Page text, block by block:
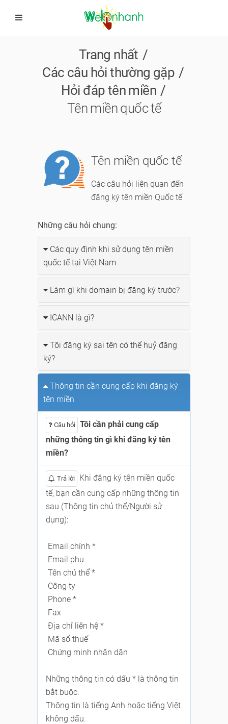
Trang nhất
Các câu hỏi thường gặp
Hỏi đáp tên miền
Tên miền quốc tế
Module
logo
Tên miền quốc tế
Các câu hỏi liên quan đến
đăng ký tên miền Quốc tế
Những câu hỏi chung:
Các quy định khi sử dụng tên miền
quốc tế tại Việt Nam
Làm gì khi domain bị đăng ký trước?
ICANN là gì?
Tôi đăng ký sai tên có thể huỷ đăng
ký?
Thông tin cần cung cấp khi đăng ký
tên miền
Câu hỏi Tôi cần phải cung cấp
những thông tin gì khi đăng ký tên
miền?
Trả lời
Khi đăng ký tên miền quốc
tế, bạn cần cung cấp những thông tin
sau (Thông tin chủ thể/Người sử
dụng):
Email chính *
Email phụ
Tên chủ thể *
Công ty
Phone *
Fax
Địa chỉ liên hệ *
Mã số thuế
Chứng minh nhân dân
Những thông tin có dấu * là thông tin
bắt buộc.
Thông tin là tiếng Anh hoặc tiếng Việt
không dấu.